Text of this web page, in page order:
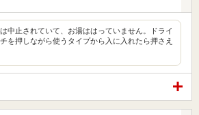
中止されていて、お湯ははっていません。ドライ
を押しながら使うタイプから入に入れたら押さえ